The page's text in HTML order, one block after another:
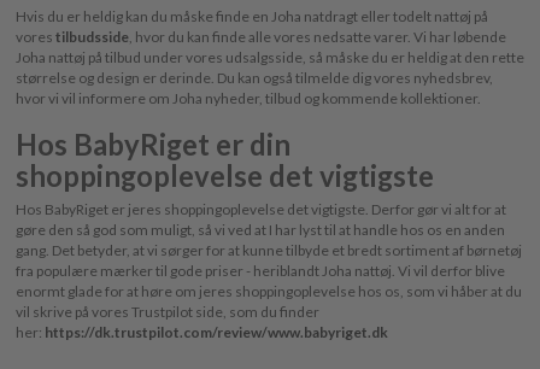
Hvis du er heldig kan du måske finde en Joha natdragt eller todelt nattøj på
vores tilbudsside, hvor du kan finde alle vores nedsatte varer. Vi har løbende
Joha nattøj på tilbud under vores udsalgsside, så måske du er heldig at den rette
størrelse og design er derinde. Du kan også tilmelde dig vores nyhedsbrev,
hvor vi vil informere om Joha nyheder, tilbud og kommende kollektioner.
Hos BabyRiget er din
shoppingoplevelse det vigtigste
Hos BabyRiget er jeres shoppingoplevelse det vigtigste. Derfor gør vi alt for at
gøre den så god som muligt, så vi ved at I har lyst til at handle hos os en anden
gang. Det betyder, at vi sørger for at kunne tilbyde et bredt sortiment af børnetøj
fra populære mærker til gode priser - heriblandt Joha nattøj. Vi vil derfor blive
enormt glade for at høre om jeres shoppingoplevelse hos os, som vi håber at du
vil skrive på vores Trustpilot side, som du finder
her: https://dk.trustpilot.com/review/www.babyriget.dk